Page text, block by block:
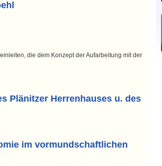
die dem Konzept der Aufarbeitung mit der
Plänitzer Herrenhauses u. des
im vormundschaftlichen